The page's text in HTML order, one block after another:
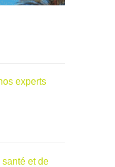
experts
santé et de